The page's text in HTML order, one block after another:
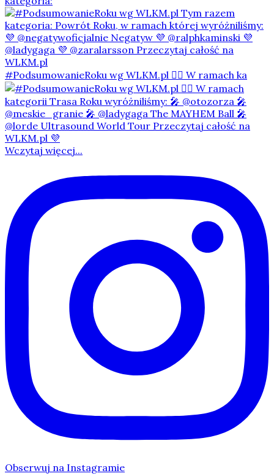
#PodsumowanieRoku wg WLKM.pl 👇🏻 W ramach ka
Wczytaj więcej...
Obserwuj na Instagramie